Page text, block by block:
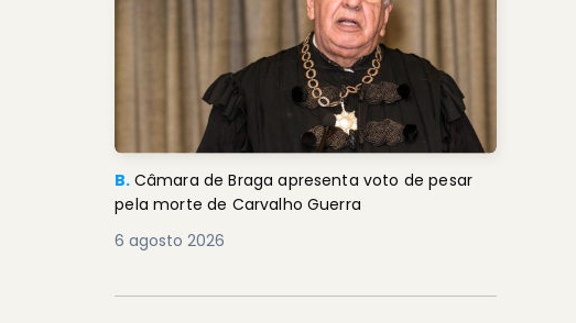
B. Câmara de Braga apresenta voto de pesar
pela morte de Carvalho Guerra
6 agosto 2026